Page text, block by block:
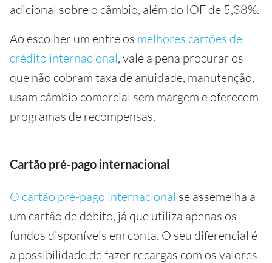
adicional sobre o câmbio, além do IOF de 5,38%.
Ao escolher um entre os melhores cartões de
crédito internacional, vale a pena procurar os
que não cobram taxa de anuidade, manutenção,
usam câmbio comercial sem margem e oferecem
programas de recompensas.
Cartão pré-pago internacional
O cartão pré-pago internacional se assemelha a
um cartão de débito, já que utiliza apenas os
fundos disponíveis em conta. O seu diferencial é
a possibilidade de fazer recargas com os valores